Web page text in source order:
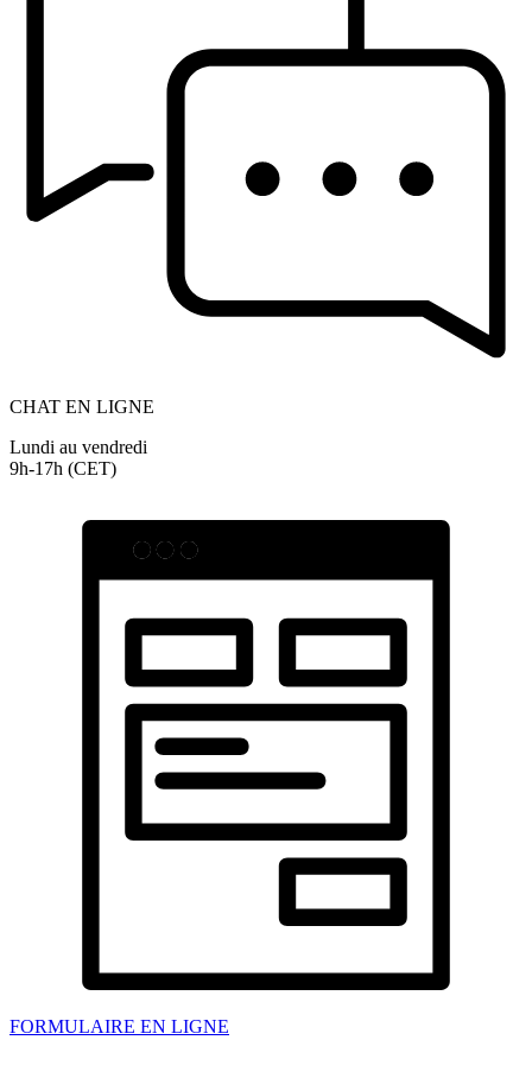
CHAT EN LIGNE
Lundi au vendredi
9h-17h (CET)
FORMULAIRE EN LIGNE